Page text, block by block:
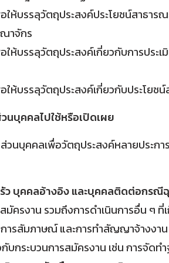
ให้บรรลุวัตถุประสงค์ประโยชน์สาธ
าจักร
ห้บรรลุวัตถุประสงค์เกี่ยวกับการปร
ให้บรรลุวัตถุประสงค์เกี่ยวกับประโยช
นบุคคลไปใช้หรือเปิดเผย
วนบุคคลเพื่อวัตถุประสงค์หลายประ
ว บุคคลอ้างอิง และบุคคลติดต่อกรณี
มัครงาน รวมถึงการดำเนินการอื่น
ารสัมภาษณ์ และการทำสัญญาจ้างงา
บกระบวนการสมัครงาน เช่น การจั